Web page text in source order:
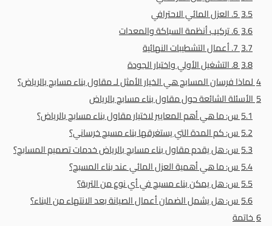
3.55. العزل المائي الاحترافي
3.66. تركيب أنظمة السباكة والمعدات
3.77. أعمال التشطيبات النهائية
3.88. التشغيل الأولي واختبار الجودة
4لماذا فرسان المسابح هي الخيار الأمثل لـ مقاول بناء مسابح بالرياض؟
5الأسئلة الشائعة حول مقاول بناء مسابح بالرياض
5.1س: ما هي أهم المعايير لاختيار مقاول بناء مسابح بالرياض؟
5.2س: كم المدة التي يستغرقها بناء مسبح خرساني؟
5.3س: هل يقدم مقاول بناء مسابح بالرياض خدمات تصميم المسابح؟
5.4س: ما هي أهمية العزل المائي عند بناء المسبح؟
5.5س: هل يمكن بناء مسبح في أي نوع من التربة؟
5.6س: هل يشمل الضمان أعمال الصيانة بعد الانتهاء من البناء؟
6خاتمة